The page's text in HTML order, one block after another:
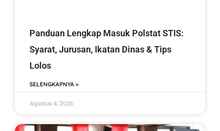
Panduan Lengkap Masuk Polstat STIS:
Syarat, Jurusan, Ikatan Dinas & Tips
Lolos
SELENGKAPNYA »
Agustus 4, 2026